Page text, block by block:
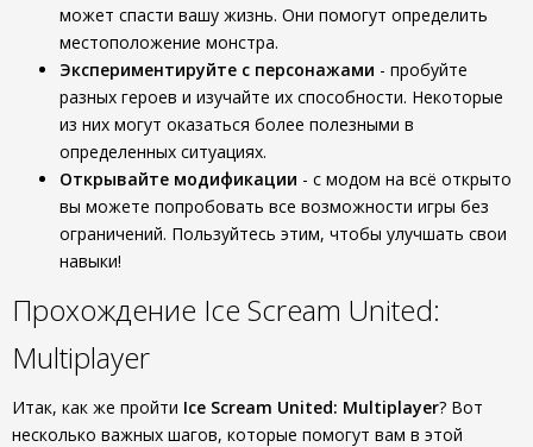
может спасти вашу жизнь. Они помогут определить
местоположение монстра.
Экспериментируйте с персонажами - пробуйте
разных героев и изучайте их способности. Некоторые
из них могут оказаться более полезными в
определенных ситуациях.
Открывайте модификации - с модом на всё открыто
вы можете попробовать все возможности игры без
ограничений. Пользуйтесь этим, чтобы улучшать свои
навыки!
Прохождение Ice Scream United:
Multiplayer
Итак, как же пройти Ice Scream United: Multiplayer? Вот
несколько важных шагов, которые помогут вам в этой